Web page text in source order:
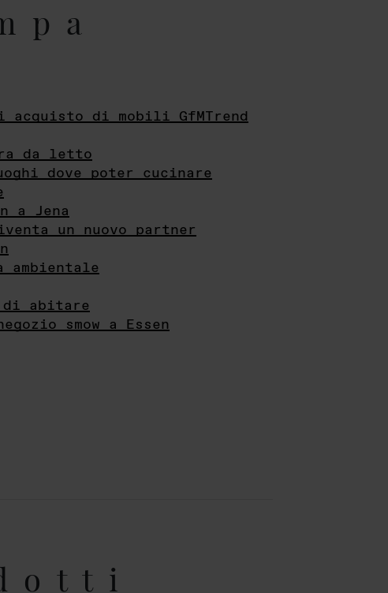
acquisto di mobili GfMTrend
da letto
dove poter cucinare
a Jena
un nuovo partner
ambientale
di abitare
smow a Essen